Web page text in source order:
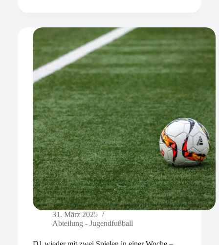
31. März 2025
Abteilung - Jugendfußball